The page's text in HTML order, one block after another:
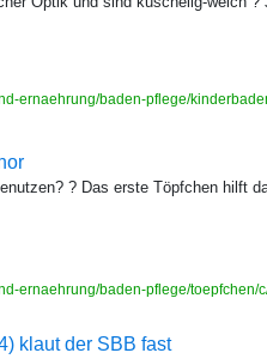
ernaehrung/baden-pflege/
? Das erste Töpfchen hilft
ernaehrung/baden-pflege/
klaut der SBB fast